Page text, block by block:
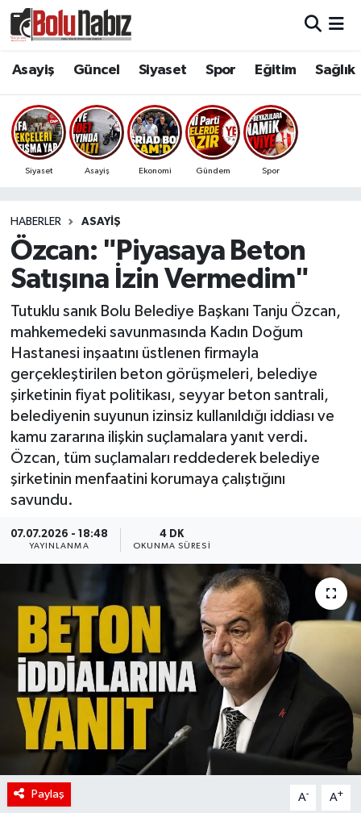
Asayiş Güncel Siyaset Spor Eğitim Sağlık
Siyaset Asayiş Ekonomi Gündem Spor
HABERLER ASAYIŞ
Özcan: "Piyasaya Beton
Satışına İzin Vermedim"
Tutuklu sanık Bolu Belediye Başkanı Tanju Özcan,
mahkemedeki savunmasında Kadın Doğum
Hastanesi inşaatını üstlenen firmayla
gerçekleştirilen beton görüşmeleri, belediye
şirketinin fiyat politikası, seyyar beton santrali,
belediyenin suyunun izinsiz kullanıldığı iddiası ve
kamu zararına ilişkin suçlamalara yanıt verdi.
Özcan, tüm suçlamaları reddederek belediye
şirketinin menfaatini korumaya çalıştığını
savundu.
07.07.2026 - 18:48
YAYINLANMA
4 DK
OKUNMA SÜRESI
Paylaş A- A+
Güncel
Bolu Hava Durumu
Bolu Namaz Vakitleri
Süper Lig Puan Durumu ve Fikstür
Tüm Manşetler
Son Dakika Haberleri
Haber Arşivi